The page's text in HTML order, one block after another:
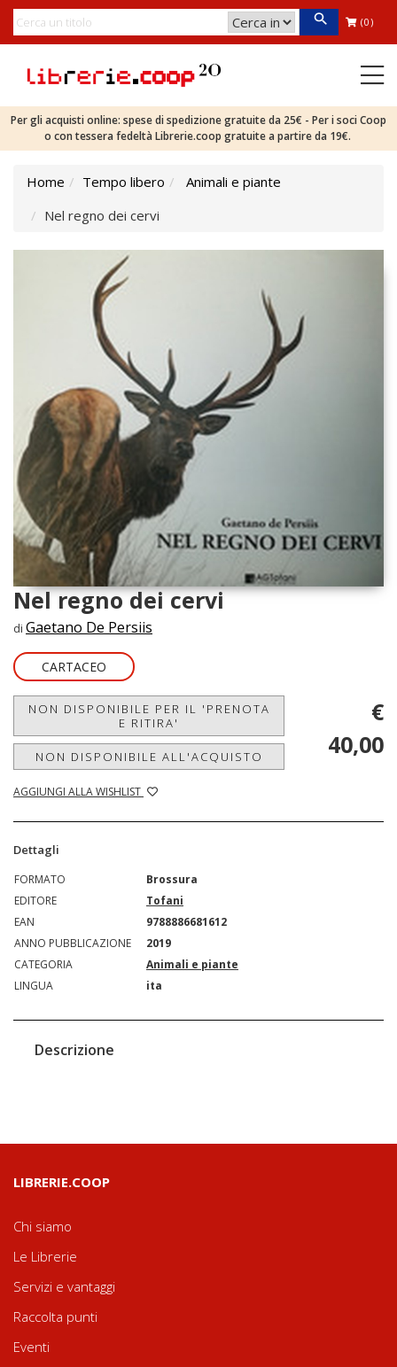
(0)
Per gli acquisti online: spese di spedizione gratuite da 25€ - Per i soci Coop
o con tessera fedeltà Librerie.coop gratuite a partire da 19€.
Home Tempo libero
Animali e piante
Nel regno dei cervi
Nel regno dei cervi
di Gaetano De Persiis
CARTACEO
NON DISPONIBILE PER IL 'PRENOTA
E RITIRA'
NON DISPONIBILE ALL'ACQUISTO
AGGIUNGI ALLA WISHLIST
€
40,00
Dettagli
FORMATO
Brossura
EDITORE
Tofani
EAN
9788886681612
ANNO PUBBLICAZIONE
2019
CATEGORIA
Animali e piante
LINGUA
ita
Descrizione
LIBRERIE.COOP
Chi siamo
Le Librerie
Servizi e vantaggi
Raccolta punti
Eventi